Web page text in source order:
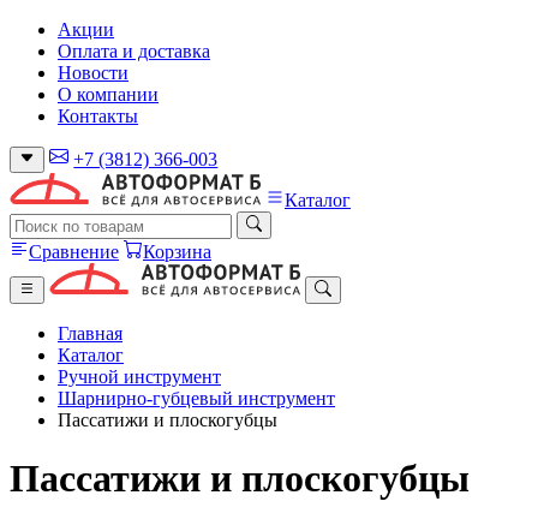
Акции
Оплата и доставка
Новости
О компании
Контакты
+7 (3812) 366-003
Каталог
Сравнение Корзина
Главная
Каталог
Ручной инструмент
Шарнирно-губцевый инструмент
Пассатижи и плоскогубцы
Пассатижи и плоскогубцы